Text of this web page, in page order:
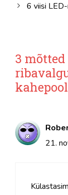
6 viisi
3
21.